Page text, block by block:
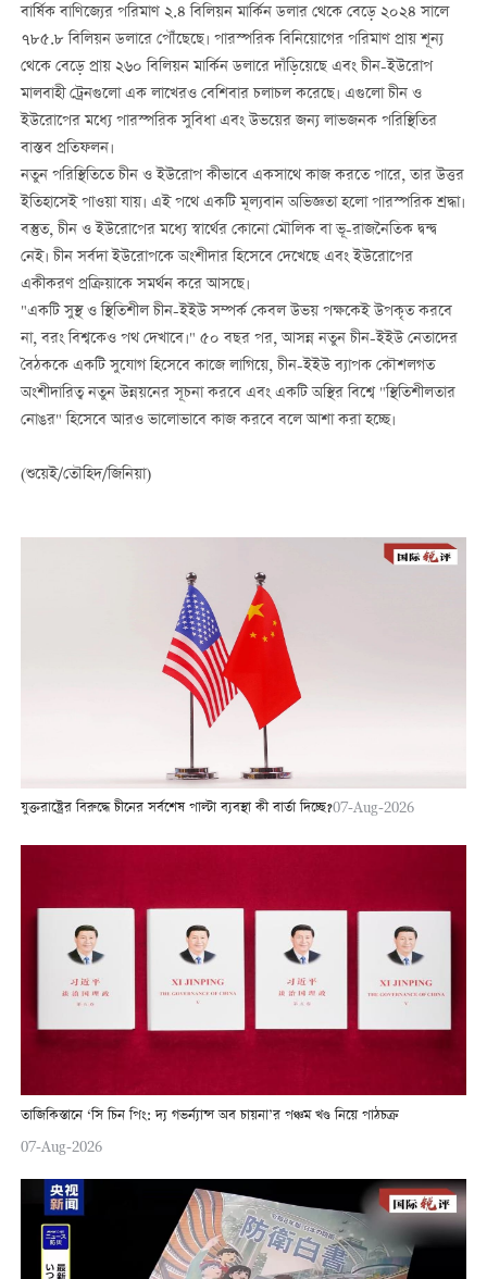
বার্ষিক বাণিজ্যের পরিমাণ ২.৪ বিলিয়ন মার্কিন ডলার থেকে বেড়ে ২০২৪ সালে
৭৮৫.৮ বিলিয়ন ডলারে পৌঁছেছে। পারস্পরিক বিনিয়োগের পরিমাণ প্রায় শূন্য
থেকে বেড়ে প্রায় ২৬০ বিলিয়ন মার্কিন ডলারে দাঁড়িয়েছে এবং চীন-ইউরোপ
মালবাহী ট্রেনগুলো এক লাখেরও বেশিবার চলাচল করেছে। এগুলো চীন ও
ইউরোপের মধ্যে পারস্পরিক সুবিধা এবং উভয়ের জন্য লাভজনক পরিস্থিতির
বাস্তব প্রতিফলন।
নতুন পরিস্থিতিতে চীন ও ইউরোপ কীভাবে একসাথে কাজ করতে পারে, তার উত্তর
ইতিহাসেই পাওয়া যায়। এই পথে একটি মূল্যবান অভিজ্ঞতা হলো পারস্পরিক শ্রদ্ধা।
বস্তুত, চীন ও ইউরোপের মধ্যে স্বার্থের কোনো মৌলিক বা ভূ-রাজনৈতিক দ্বন্দ্ব
নেই। চীন সর্বদা ইউরোপকে অংশীদার হিসেবে দেখেছে এবং ইউরোপের
একীকরণ প্রক্রিয়াকে সমর্থন করে আসছে।
"একটি সুস্থ ও স্থিতিশীল চীন-ইইউ সম্পর্ক কেবল উভয় পক্ষকেই উপকৃত করবে
না, বরং বিশ্বকেও পথ দেখাবে।" ৫০ বছর পর, আসন্ন নতুন চীন-ইইউ নেতাদের
বৈঠককে একটি সুযোগ হিসেবে কাজে লাগিয়ে, চীন-ইইউ ব্যাপক কৌশলগত
অংশীদারিত্ব নতুন উন্নয়নের সূচনা করবে এবং একটি অস্থির বিশ্বে "স্থিতিশীলতার
নোঙর" হিসেবে আরও ভালোভাবে কাজ করবে বলে আশা করা হচ্ছে।
(শুয়েই/তৌহিদ/জিনিয়া)
যুক্তরাষ্ট্রের বিরুদ্ধে চীনের সর্বশেষ পাল্টা ব্যবস্থা কী বার্তা দিচ্ছে?07-Aug-2026
তাজিকিস্তানে ‘সি চিন পিং: দ্য গভর্ন্যান্স অব চায়না’র পঞ্চম খণ্ড নিয়ে পাঠচক্র
07-Aug-2026